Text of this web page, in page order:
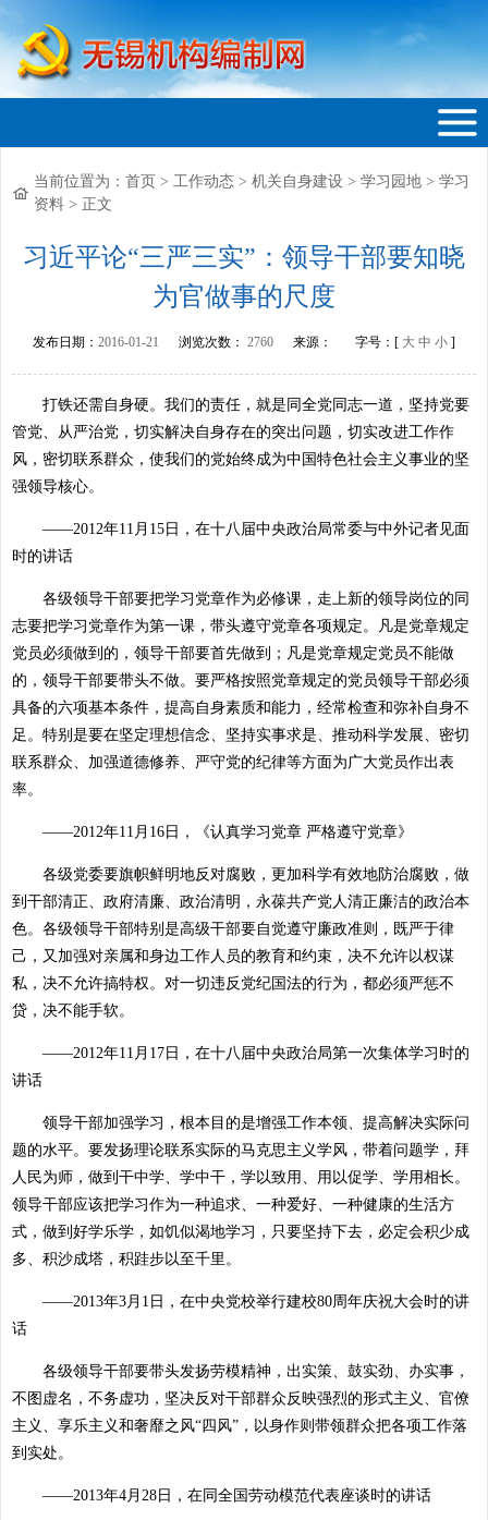
无锡机构编制网
当前位置为： 首页 > 工作动态 > 机关自身建设 > 学习园地 > 学习
资料 > 正文
习近平论“三严三实”：领导干部要知晓
为官做事的尺度
发布日期： 2016-01-21 浏览次数： 2760 来源： 字号：[ 大 中 小 ]
打铁还需自身硬。我们的责任，就是同全党同志一道，坚持党要
管党、从严治党，切实解决自身存在的突出问题，切实改进工作作
风，密切联系群众，使我们的党始终成为中国特色社会主义事业的坚
强领导核心。
——2012年11月15日，在十八届中央政治局常委与中外记者见面
时的讲话
各级领导干部要把学习党章作为必修课，走上新的领导岗位的同
志要把学习党章作为第一课，带头遵守党章各项规定。凡是党章规定
党员必须做到的，领导干部要首先做到；凡是党章规定党员不能做
的，领导干部要带头不做。要严格按照党章规定的党员领导干部必须
具备的六项基本条件，提高自身素质和能力，经常检查和弥补自身不
足。特别是要在坚定理想信念、坚持实事求是、推动科学发展、密切
联系群众、加强道德修养、严守党的纪律等方面为广大党员作出表
率。
——2012年11月16日，《认真学习党章 严格遵守党章》
各级党委要旗帜鲜明地反对腐败，更加科学有效地防治腐败，做
到干部清正、政府清廉、政治清明，永葆共产党人清正廉洁的政治本
色。各级领导干部特别是高级干部要自觉遵守廉政准则，既严于律
己，又加强对亲属和身边工作人员的教育和约束，决不允许以权谋
私，决不允许搞特权。对一切违反党纪国法的行为，都必须严惩不
贷，决不能手软。
——2012年11月17日，在十八届中央政治局第一次集体学习时的
讲话
领导干部加强学习，根本目的是增强工作本领、提高解决实际问
题的水平。要发扬理论联系实际的马克思主义学风，带着问题学，拜
人民为师，做到干中学、学中干，学以致用、用以促学、学用相长。
领导干部应该把学习作为一种追求、一种爱好、一种健康的生活方
式，做到好学乐学，如饥似渴地学习，只要坚持下去，必定会积少成
多、积沙成塔，积跬步以至千里。
——2013年3月1日，在中央党校举行建校80周年庆祝大会时的讲
话
各级领导干部要带头发扬劳模精神，出实策、鼓实劲、办实事，
不图虚名，不务虚功，坚决反对干部群众反映强烈的形式主义、官僚
主义、享乐主义和奢靡之风“四风”，以身作则带领群众把各项工作落
到实处。
——2013年4月28日，在同全国劳动模范代表座谈时的讲话